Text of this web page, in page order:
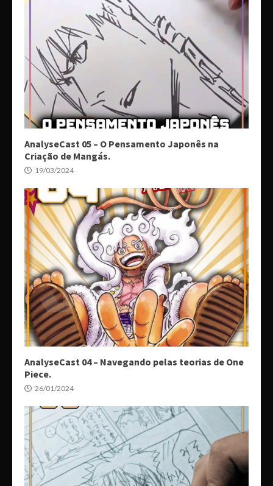
AnalyseCast 05 – O Pensamento Japonês na
Criação de Mangás.
19/03/2024
AnalyseCast 04 – Navegando pelas teorias de One
Piece.
26/01/2024